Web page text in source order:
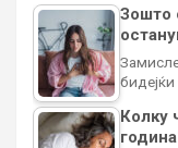
Зошто
бидејќи
Колку